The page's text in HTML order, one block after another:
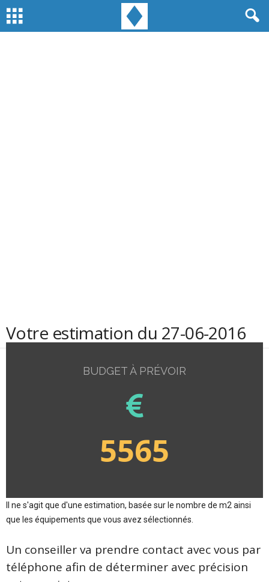
Votre estimation du 27-06-2016
BUDGET À PRÉVOIR
5565
Il ne s'agit que d'une estimation, basée sur le nombre de m2 ainsi
que les équipements que vous avez sélectionnés.
Un conseiller va prendre contact avec vous par
téléphone afin de déterminer avec précision